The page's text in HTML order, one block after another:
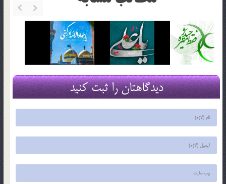
دیدگاهتان را ثبت کنید